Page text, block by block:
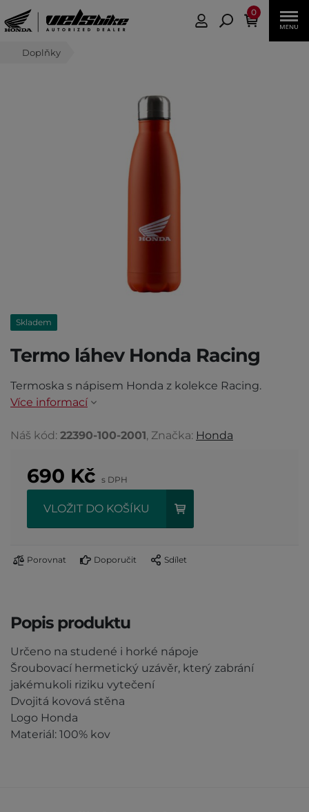
0
Doplňky
Skladem
Termo láhev Honda Racing
Termoska s nápisem Honda z kolekce Racing.
Více informací
Náš kód: 22390-100-2001, Značka: Honda
690 Kč s DPH
VLOŽIT DO KOŠÍKU
Porovnat Doporučit Sdílet
Popis produktu
Určeno na studené i horké nápoje
Šroubovací hermetický uzávěr, který zabrání
jakémukoli riziku vytečení
Dvojitá kovová stěna
Logo Honda
Materiál: 100% kov